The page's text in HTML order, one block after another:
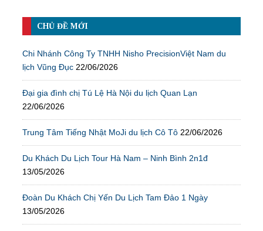
CHỦ ĐỀ MỚI
Chi Nhánh Công Ty TNHH Nisho PrecisionViệt Nam du
lịch Vũng Đục 22/06/2026
Đại gia đình chị Tú Lệ Hà Nội du lịch Quan Lạn
22/06/2026
Trung Tâm Tiếng Nhật MoJi du lịch Cô Tô 22/06/2026
Du Khách Du Lịch Tour Hà Nam – Ninh Bình 2n1đ
13/05/2026
Đoàn Du Khách Chị Yến Du Lịch Tam Đảo 1 Ngày
13/05/2026